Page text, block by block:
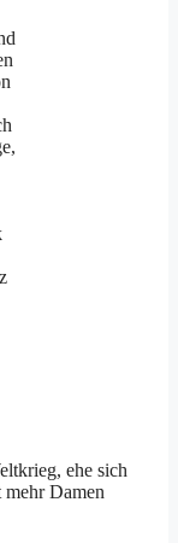
ehe sich
Damen